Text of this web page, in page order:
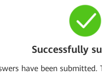
Successfully
have been